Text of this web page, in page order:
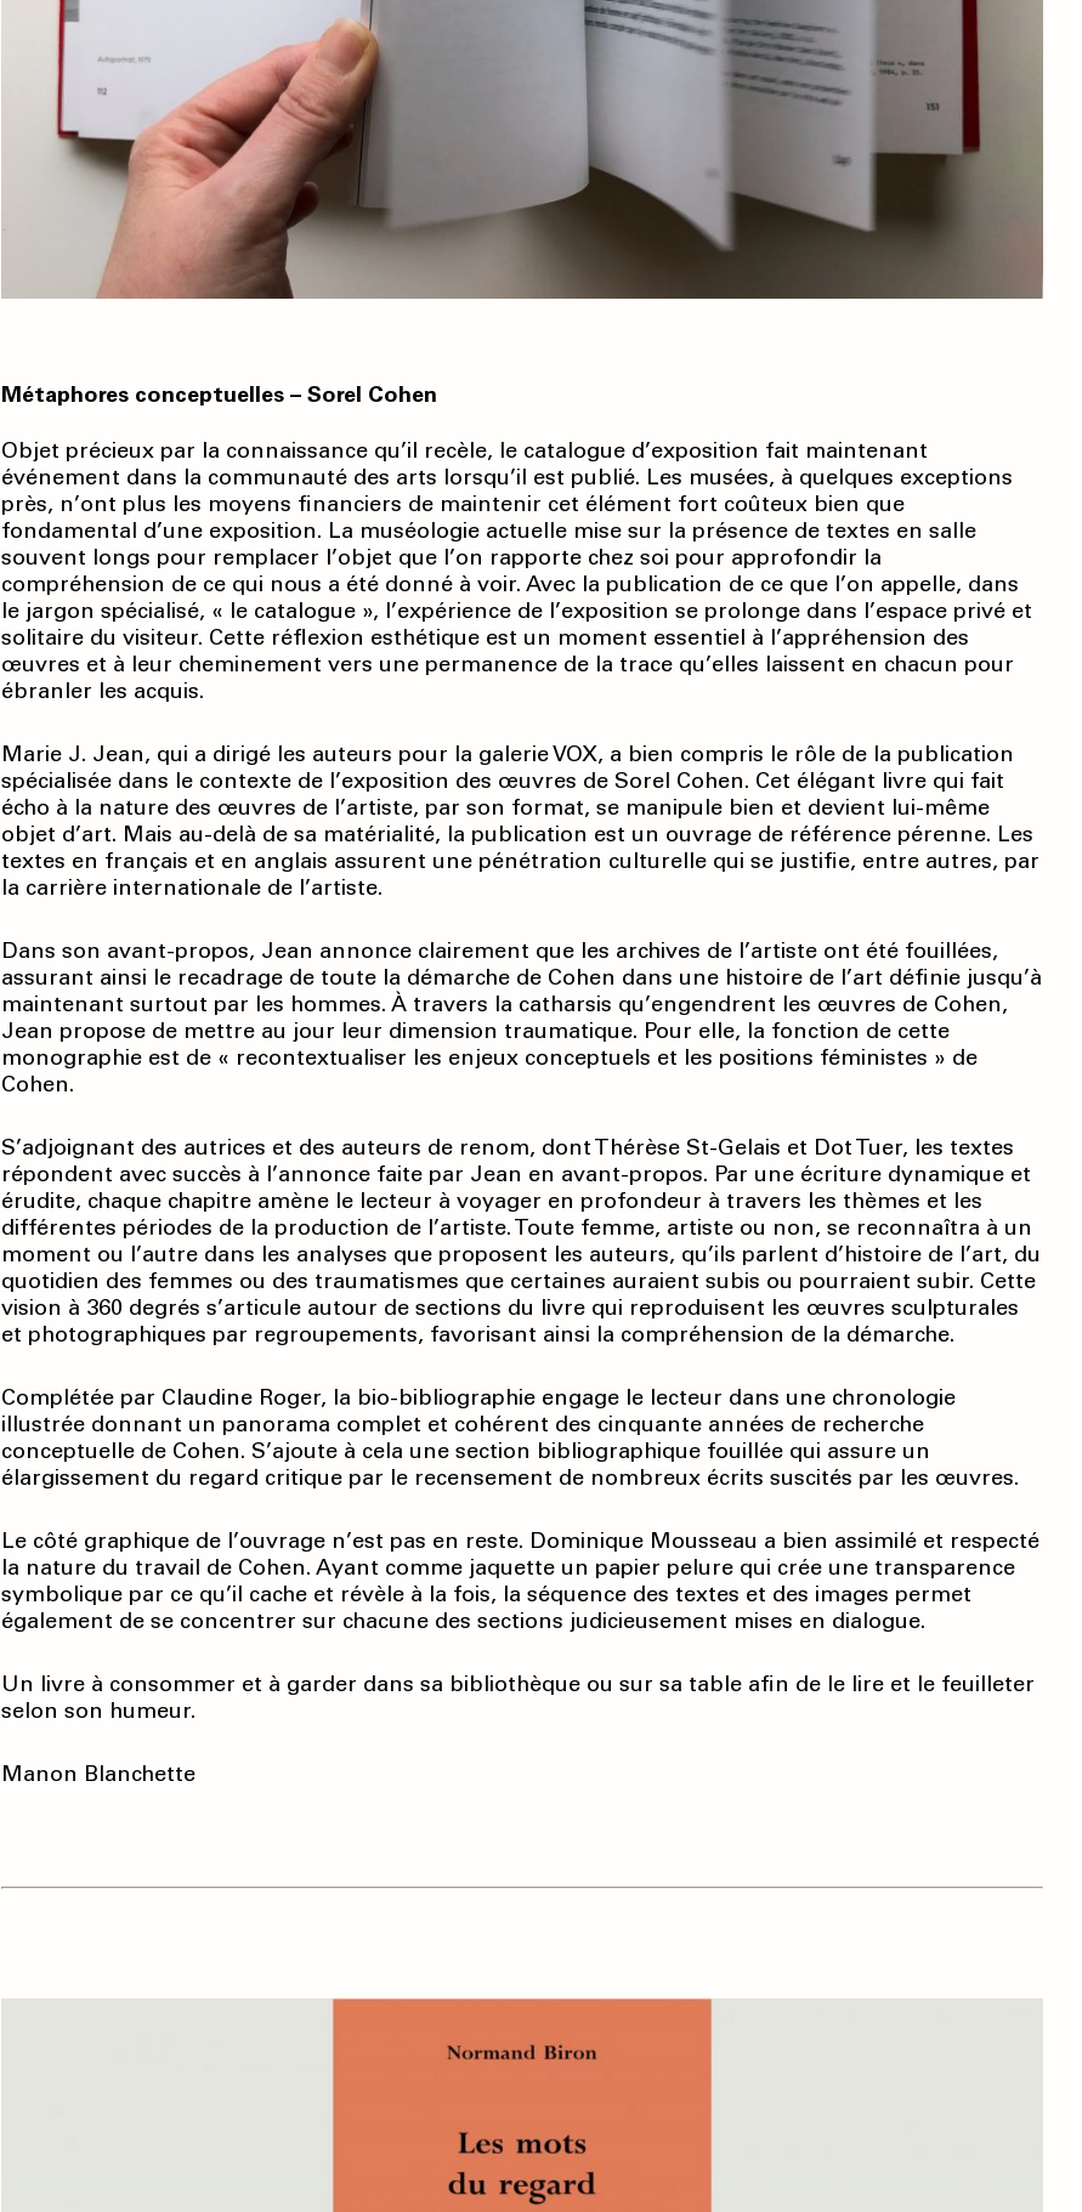
Métaphores conceptuelles – Sorel Cohen
Objet précieux par la connaissance qu’il recèle, le catalogue d’exposition fait maintenant
événement dans la communauté des arts lorsqu’il est publié. Les musées, à quelques exceptions
près, n’ont plus les moyens financiers de maintenir cet élément fort coûteux bien que
fondamental d’une exposition. La muséologie actuelle mise sur la présence de textes en salle
souvent longs pour remplacer l’objet que l’on rapporte chez soi pour approfondir la
compréhension de ce qui nous a été donné à voir. Avec la publication de ce que l’on appelle, dans
le jargon spécialisé, « le catalogue », l’expérience de l’exposition se prolonge dans l’espace privé et
solitaire du visiteur. Cette réflexion esthétique est un moment essentiel à l’appréhension des
œuvres et à leur cheminement vers une permanence de la trace qu’elles laissent en chacun pour
ébranler les acquis.
Marie J. Jean, qui a dirigé les auteurs pour la galerie VOX, a bien compris le rôle de la publication
spécialisée dans le contexte de l’exposition des œuvres de Sorel Cohen. Cet élégant livre qui fait
écho à la nature des œuvres de l’artiste, par son format, se manipule bien et devient lui-même
objet d’art. Mais au-delà de sa maté­rialité, la publication est un ouvrage de référence pérenne. Les
textes en français et en anglais assurent une pénétration culturelle qui se justifie, entre autres, par
la carrière internationale de l’artiste.
Dans son avant-propos, Jean annonce clairement que les archives de l’artiste ont été fouillées,
assurant ainsi le recadrage de toute la démarche de Cohen dans une histoire de l’art définie jusqu’à
maintenant surtout par les hommes. À travers la catharsis qu’engendrent les œuvres de Cohen,
Jean propose de mettre au jour leur dimension traumatique. Pour elle, la fonction de cette
monographie est de « recontextualiser les enjeux conceptuels et les positions féministes » de
Cohen.
S’adjoignant des autrices et des auteurs de renom, dont Thérèse St-Gelais et Dot Tuer, les textes
répondent avec succès à l’annonce faite par Jean en avant-propos. Par une écriture dynamique et
érudite, chaque chapitre amène le lecteur à voyager en profondeur à travers les thèmes et les
différentes périodes de la production de l’artiste. Toute femme, artiste ou non, se reconnaîtra à un
moment ou l’autre dans les analyses que proposent les auteurs, qu’ils parlent d’histoire de l’art, du
quotidien des femmes ou des traumatismes que certaines auraient subis ou pourraient subir. Cette
vision à 360 degrés s’articule autour de sections du livre qui reproduisent les œuvres sculpturales
et photographiques par regroupements, favorisant ainsi la compréhension de la démarche.
Complétée par Claudine Roger, la bio-bibliographie engage le lecteur dans une chronologie
illustrée donnant un panorama complet et cohérent des cinquante années de recherche
conceptuelle de Cohen. S’ajoute à cela une section bibliographique fouillée qui assure un
élargissement du regard critique par le recensement de nombreux écrits suscités par les œuvres.
Le côté graphique de l’ouvrage n’est pas en reste. Dominique Mousseau a bien assimilé et respecté
la nature du travail de Cohen. Ayant comme jaquette un papier pelure qui crée une transparence
symbolique par ce qu’il cache et révèle à la fois, la séquence des textes et des images permet
également de se concentrer sur chacune des sections judicieusement mises en dialogue.
Un livre à consommer et à garder dans sa bibliothèque ou sur sa table afin de le lire et le feuilleter
selon son humeur.
Manon Blanchette